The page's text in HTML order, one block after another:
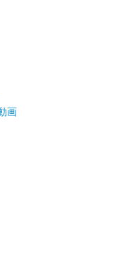
サリー
画